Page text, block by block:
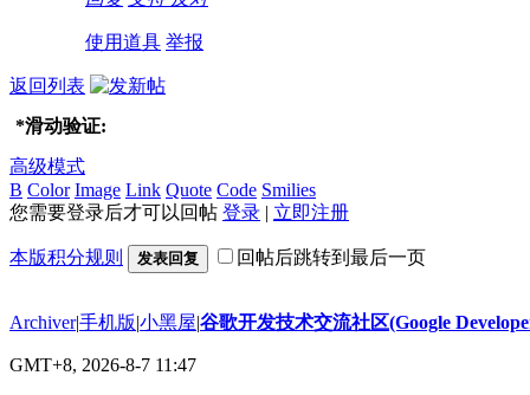
使用道具 举报
返回列表
*滑动验证:
高级模式
B Color Image Link Quote Code Smilies
您需要登录后才可以回帖 登录 | 立即注册
本版积分规则 发表回复 回帖后跳转到最后一页
Archiver|手机版|小黑屋|谷歌开发技术交流社区(Google
GMT+8, 2026-8-7 11:47